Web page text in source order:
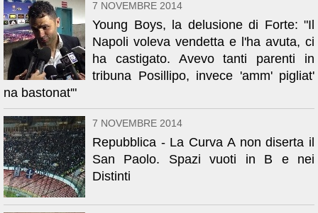
7 NOVEMBRE 2014
Young Boys, la delusione di Forte: "Il
Napoli voleva vendetta e l'ha avuta, ci
ha castigato. Avevo tanti parenti in
tribuna Posillipo, invece 'amm' pigliat'
na bastonat'"
7 NOVEMBRE 2014
Repubblica - La Curva A non diserta il
San Paolo. Spazi vuoti in B e nei
Distinti